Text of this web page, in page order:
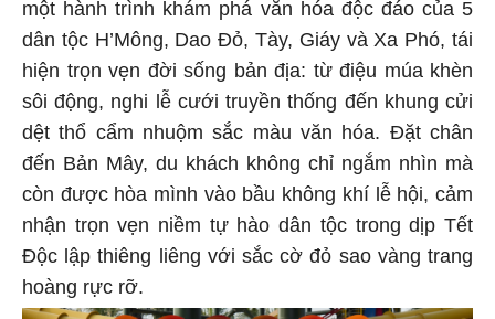
một hành trình khám phá văn hóa độc đáo của 5
dân tộc H’Mông, Dao Đỏ, Tày, Giáy và Xa Phó, tái
hiện trọn vẹn đời sống bản địa: từ điệu múa khèn
sôi động, nghi lễ cưới truyền thống đến khung cửi
dệt thổ cẩm nhuộm sắc màu văn hóa. Đặt chân
đến Bản Mây, du khách không chỉ ngắm nhìn mà
còn được hòa mình vào bầu không khí lễ hội, cảm
nhận trọn vẹn niềm tự hào dân tộc trong dịp Tết
Độc lập thiêng liêng với sắc cờ đỏ sao vàng trang
hoàng rực rỡ.